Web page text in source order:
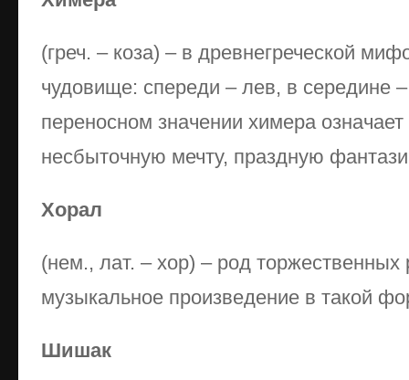
(греч. – коза) – в древнегреческой
чудовище: спереди – лев, в середине
переносном значении химера
несбыточную мечту, праздную
Хорал
(нем., лат. – хор) – род торжественных
музыкальное произведение в такой
Шишак